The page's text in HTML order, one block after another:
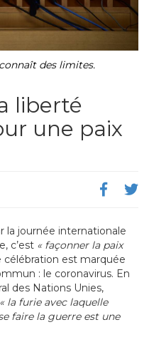
des limites.
liberté
une paix
la journée internationale
c’est « façonner la paix
est marquée
: le coronavirus. En
des Nations Unies,
« la furie avec laquelle
faire la guerre est une